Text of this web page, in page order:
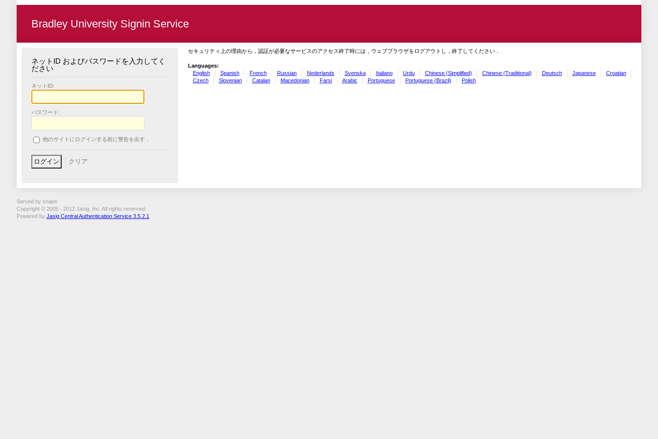
Bradley University Signin Service
ネットID およびパスワードを入力してく
ださい
ネットID:
パスワード:
他のサイトにログインする前に警告を出す．
セキュリティ上の理由から，認証が必要なサービスのアクセス終了時には，ウェブブラウザをログアウトし，終了してください．
Languages:
English
Spanish French Russian Nederlands Svenska Italiano Urdu Chinese (Simplified) Chinese (Traditional) Deutsch Japanese
Croatian
Czech
Slovenian Catalan Macedonian Farsi Arabic Portuguese Portuguese (Brazil) Polish
Served by snape
Copyright © 2005 - 2012 Jasig, Inc. All rights reserved.
Powered by Jasig Central Authentication Service 3.5.2.1